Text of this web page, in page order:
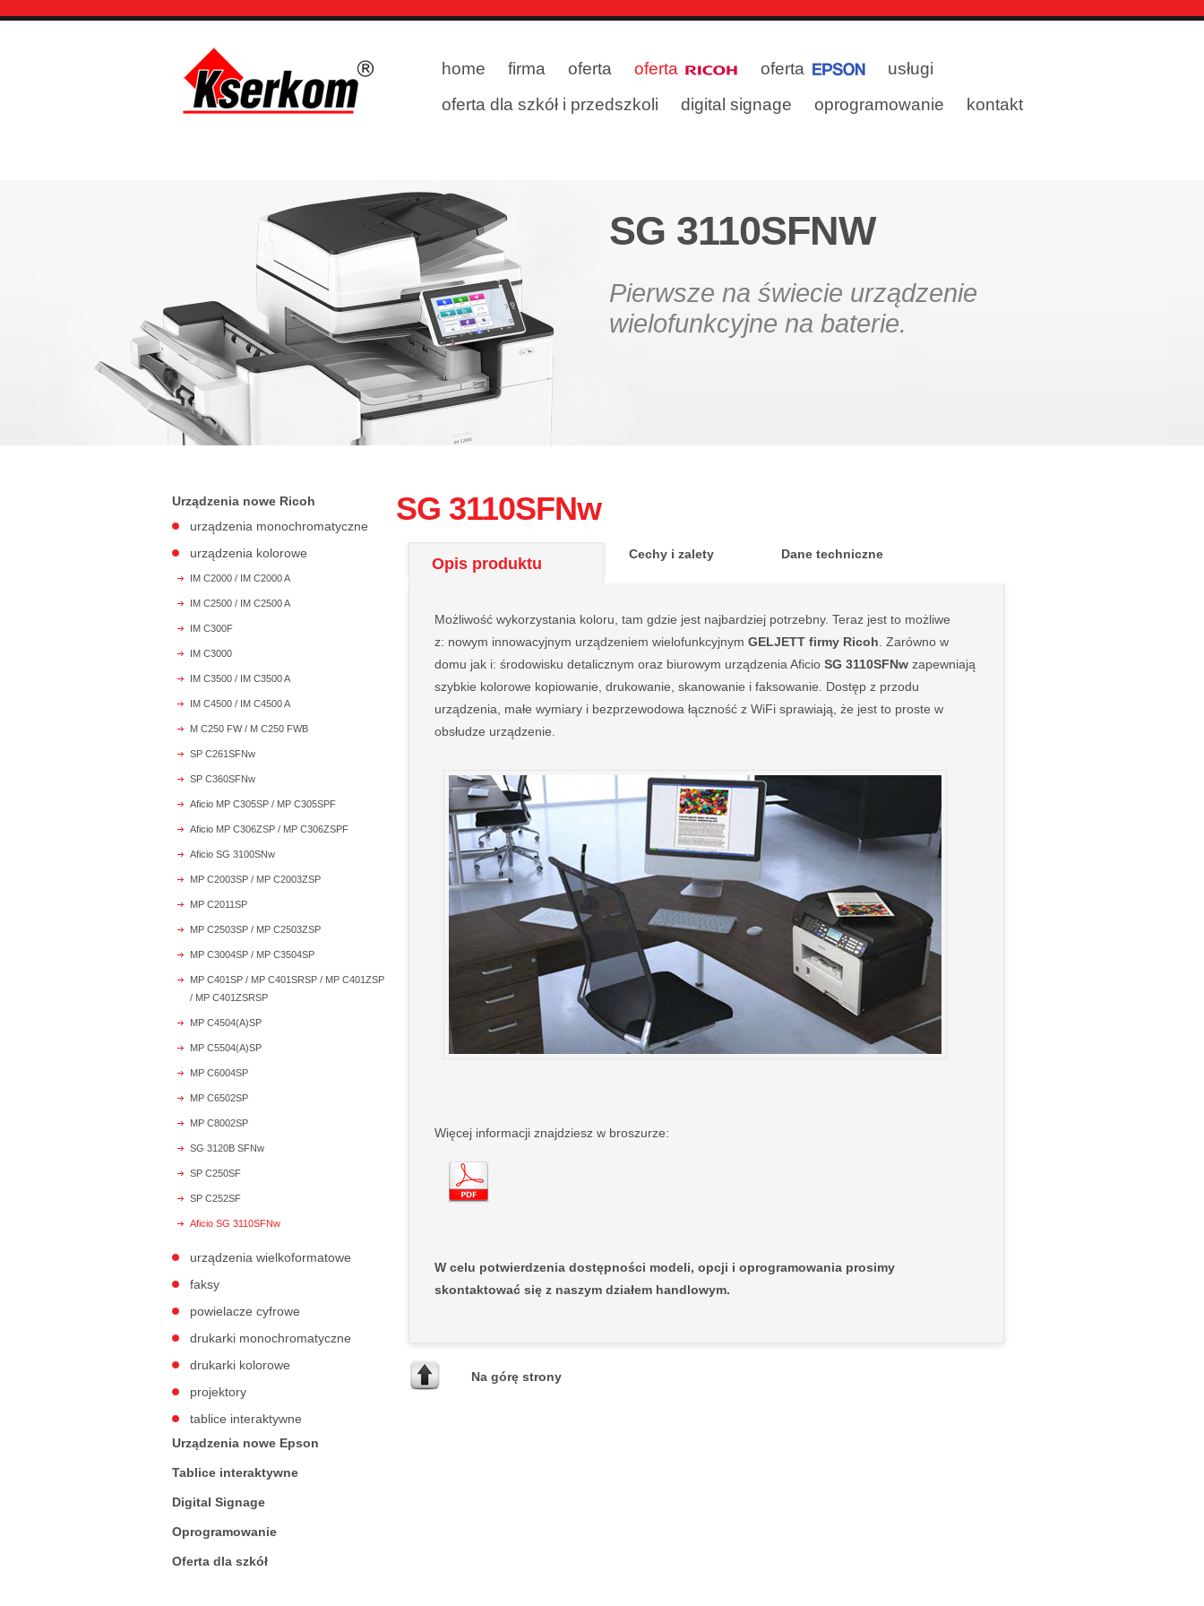
home firma oferta oferta oferta
usługi
oferta dla szkół i przedszkoli
digital signage oprogramowanie kontakt
SG 3110SFNW
Pierwsze na świecie urządzenie
wielofunkcyjne na baterie.
Urządzenia nowe Ricoh
urządzenia monochromatyczne
urządzenia kolorowe
IM C2000 / IM C2000 A
IM C2500 / IM C2500 A
IM C300F
IM C3000
IM C3500 / IM C3500 A
IM C4500 / IM C4500 A
M C250 FW / M C250 FWB
SP C261SFNw
SP C360SFNw
Aficio MP C305SP / MP C305SPF
Aficio MP C306ZSP / MP C306ZSPF
Aficio SG 3100SNw
MP C2003SP / MP C2003ZSP
MP C2011SP
MP C2503SP / MP C2503ZSP
MP C3004SP / MP C3504SP
MP C401SP / MP C401SRSP / MP C401ZSP
/ MP C401ZSRSP
MP C4504(A)SP
MP C5504(A)SP
MP C6004SP
MP C6502SP
MP C8002SP
SG 3120B SFNw
SP C250SF
SP C252SF
Aficio SG 3110SFNw
urządzenia wielkoformatowe
faksy
powielacze cyfrowe
drukarki monochromatyczne
drukarki kolorowe
projektory
tablice interaktywne
Urządzenia nowe Epson
Tablice interaktywne
Digital Signage
Oprogramowanie
Oferta dla szkół
SG 3110SFNw
Opis produktu Cechy i zalety Dane techniczne
Możliwość wykorzystania koloru, tam gdzie jest najbardziej potrzebny. Teraz jest to możliwe
z: nowym innowacyjnym urządzeniem wielofunkcyjnymGELJETT firmy Ricoh. Zarówno w
domu jak i: środowisku detalicznym oraz biurowym urządzenia AficioSG 3110SFNw zapewniają
szybkie kolorowe kopiowanie, drukowanie, skanowanie i faksowanie. Dostęp z przodu
urządzenia, małe wymiary i bezprzewodowa łączność z WiFi sprawiają, że jest to proste w
obsłudze urządzenie.
Więcej informacji znajdziesz w broszurze:
W celu potwierdzenia dostępności modeli, opcji i oprogramowania prosimy
skontaktować się z naszym działem handlowym.
Na górę strony